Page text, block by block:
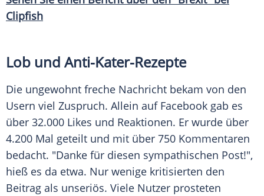
Clipfish
Lob und Anti-Kater-Rezepte
Die ungewohnt freche Nachricht bekam von den
Usern viel Zuspruch. Allein auf Facebook gab es
über 32.000 Likes und Reaktionen. Er wurde über
4.200 Mal geteilt und mit über 750 Kommentaren
bedacht. "Danke für diesen sympathischen Post!",
hieß es da etwa. Nur wenige kritisierten den
Beitrag als unseriös. Viele Nutzer prosteten